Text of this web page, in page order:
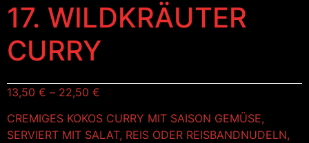
17. WILDKRÄUTER
CURRY
13,50 € – 22,50 €
CREMIGES KOKOS CURRY MIT SAISON GEMÜSE,
SERVIERT MIT SALAT, REIS ODER REISBANDNUDELN,